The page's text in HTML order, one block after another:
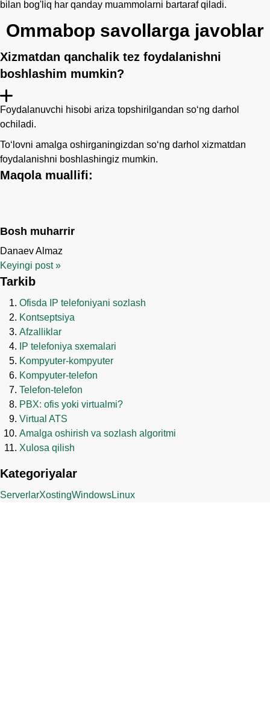
bilan bog'liq har qanday muammolarni bartaraf qiladi.
Ommabop savollarga javoblar
Xizmatdan qanchalik tez foydalanishni
boshlashim mumkin?
Foydalanuvchi hisobi ariza topshirilgandan so‘ng darhol
ochiladi.
Toʻlovni amalga oshirganingizdan soʻng darhol xizmatdan
foydalanishni boshlashingiz mumkin.
Maqola muallifi:
Bosh muharrir
Danaev Almaz
Keyingi post»
Tarkib
Ofisda IP telefoniyani sozlash
Kontseptsiya
Afzalliklar
IP telefoniya sxemalari
Kompyuter-kompyuter
Kompyuter-telefon
Telefon-telefon
PBX: ofis yoki virtualmi?
Virtual ATS
Amalga oshirish va sozlash algoritmi
Xulosa qilish
Kategoriyalar
ServerlarXostingWindowsLinux